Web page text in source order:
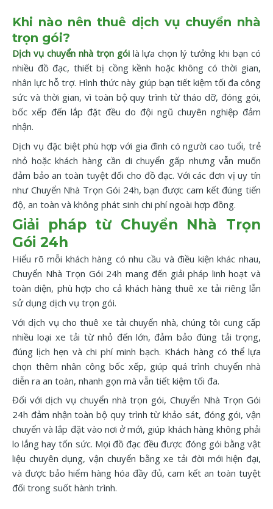
Khi nào nên thuê dịch vụ chuyển nhà
trọn gói?
Dịch vụ chuyển nhà trọn góilà lựa chọn lý tưởng khi bạn có
nhiều đồ đạc, thiết bị cồng kềnh hoặc không có thời gian,
nhân lực hỗ trợ. Hình thức này giúp bạn tiết kiệm tối đa công
sức và thời gian, vì toàn bộ quy trình từ tháo dỡ, đóng gói,
bốc xếp đến lắp đặt đều do đội ngũ chuyên nghiệp đảm
nhận.
Dịch vụ đặc biệt phù hợp với gia đình có người cao tuổi, trẻ
nhỏ hoặc khách hàng cần di chuyển gấp nhưng vẫn muốn
đảm bảo an toàn tuyệt đối cho đồ đạc. Với các đơn vị uy tín
như Chuyển Nhà Trọn Gói 24h, bạn được cam kết đúng tiến
độ, an toàn và không phát sinh chi phí ngoài hợp đồng.
Giải pháp từ Chuyển Nhà Trọn
Gói 24h
Hiểu rõ mỗi khách hàng có nhu cầu và điều kiện khác nhau,
Chuyển Nhà Trọn Gói 24h mang đến giải pháp linh hoạt và
toàn diện, phù hợp cho cả khách hàng thuê xe tải riêng lẫn
sử dụng dịch vụ trọn gói.
Với dịch vụ cho thuê xe tải chuyển nhà, chúng tôi cung cấp
nhiều loại xe tải từ nhỏ đến lớn, đảm bảo đúng tải trọng,
đúng lịch hẹn và chi phí minh bạch. Khách hàng có thể lựa
chọn thêm nhân công bốc xếp, giúp quá trình chuyển nhà
diễn ra an toàn, nhanh gọn mà vẫn tiết kiệm tối đa.
Đối với dịch vụ chuyển nhà trọn gói, Chuyển Nhà Trọn Gói
24h đảm nhận toàn bộ quy trình từ khảo sát, đóng gói, vận
chuyển và lắp đặt vào nơi ở mới, giúp khách hàng không phải
lo lắng hay tốn sức. Mọi đồ đạc đều được đóng gói bằng vật
liệu chuyên dụng, vận chuyển bằng xe tải đời mới hiện đại,
và được bảo hiểm hàng hóa đầy đủ, cam kết an toàn tuyệt
đối trong suốt hành trình.